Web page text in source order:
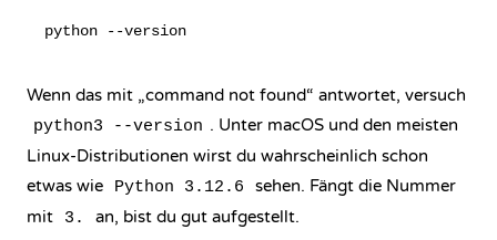
Wenn das mit „command not found“ antwortet, versuch
python3 --version . Unter macOS und den meisten
Linux-Distributionen wirst du wahrscheinlich schon
etwas wie
Python 3.12.6
sehen. Fängt die Nummer
mit
3. an, bist du gut aufgestellt.